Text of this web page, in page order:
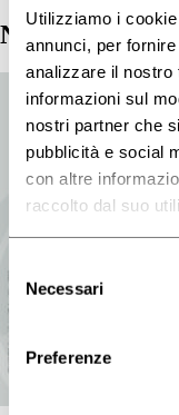
Utilizziamo i
annunci, per
analizzare il nostro
informazioni sul
nostri partner che
pubblicità e social
con altre
raccolto dal suo
delNecessari
Preferenze
NPT Bioliftan